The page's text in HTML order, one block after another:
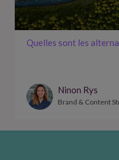
Quelles sont les
Ninon Rys
Brand & Content